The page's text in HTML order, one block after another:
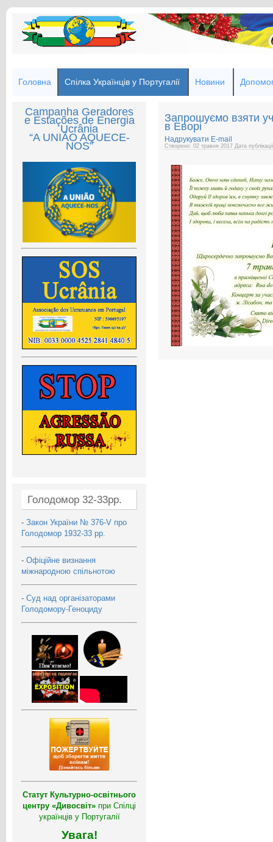
Головна Спілка Українців у Португалії Новини
Campanha Geradores
e Estações de Energia
Ucrânia
“A UNIÃO AQUECE-
NOS”
Голодомор 32-33рр.
- Закон України № 376-V про
Голодомор 1932-33 рр.
- Офіційне визнання
міжнародною спільнотою
- Суд над організаторами
Голодомору-Геноциду
Статут Культурно-освітнього
центру «Дивосвіт» при Спілці
українців у Португалії
Увага!
Запрошуємо взяти
в Еворі
Надрукувати E-mail
Створено: 02 травня 2017 Дата